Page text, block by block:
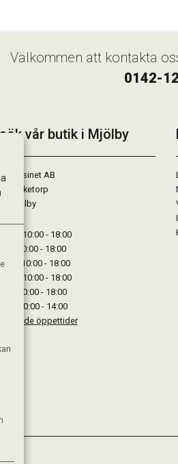
Välkommen att kontakta
0142-
vår butik i Mjölby
AB
Lärketorp
Mjölby
: 10:00 - 18:00
: 10:00 - 18:00
: 10:00 - 18:00
: 10:00 - 18:00
: 10:00 - 18:00
: 10:00 - 14:00
öppettider